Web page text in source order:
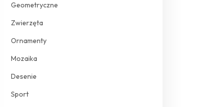
Geometryczne
Zwierzęta
Ornamenty
Mozaika
Desenie
Sport